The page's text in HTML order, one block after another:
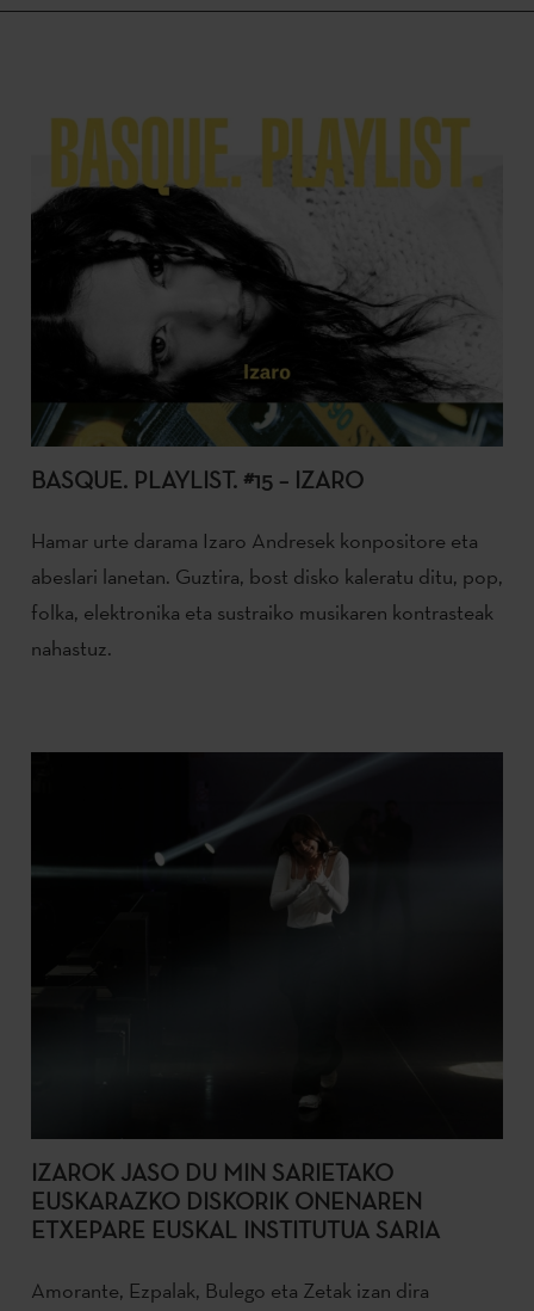
BASQUE. PLAYLIST. #15 – IZARO
Hamar urte darama Izaro Andresek konpositore eta
abeslari lanetan. Guztira, bost disko kaleratu ditu, pop,
folka, elektronika eta sustraiko musikaren kontrasteak
nahastuz.
IZAROK JASO DU MIN SARIETAKO
EUSKARAZKO DISKORIK ONENAREN
ETXEPARE EUSKAL INSTITUTUA SARIA
Amorante, Ezpalak, Bulego eta Zetak izan dira